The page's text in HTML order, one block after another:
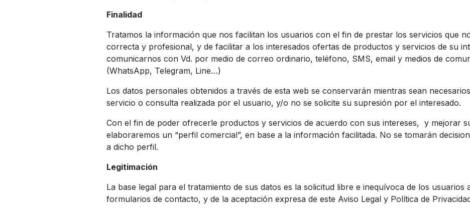
Finalidad
Tratamos la información que nos facilitan los usuarios con el fin de prestar los servicios que
correcta y profesional, y de facilitar a los interesados ofertas de productos y servicios de su
comunicarnos con Vd. por medio de correo ordinario, teléfono, SMS, email y medios de
(WhatsApp, Telegram, Line…)
Los datos personales obtenidos a través de esta web se conservarán mientras sean
servicio o consulta realizada por el usuario, y/o no se solicite su supresión por el interesado.
Con el fin de poder ofrecerle productos y servicios de acuerdo con sus intereses, y mejorar
elaboraremos un “perfil comercial”, en base a la información facilitada. No se tomarán
a dicho perfil.
Legitimación
La base legal para el tratamiento de sus datos es la solicitud libre e inequívoca de los usuarios
formularios de contacto, y de la aceptación expresa de este Aviso Legal y Política de